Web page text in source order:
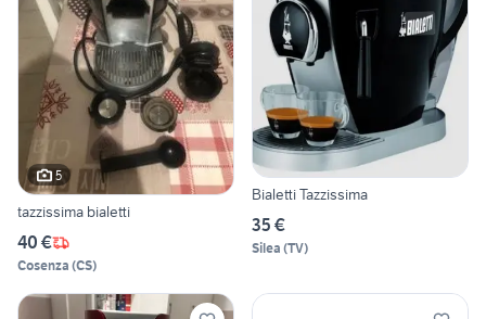
5
tazzissima bialetti
40 €
Cosenza (CS)
Bialetti Tazzissima
35 €
Silea (TV)